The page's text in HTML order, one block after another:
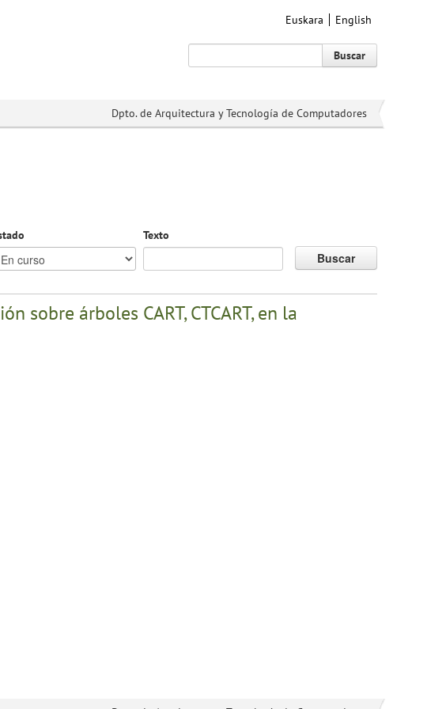
Euskara English
Buscar
Dpto. de Arquitectura y Tecnología de Computadores
Texto
Buscar
sobre árboles CART, CTCART, en la